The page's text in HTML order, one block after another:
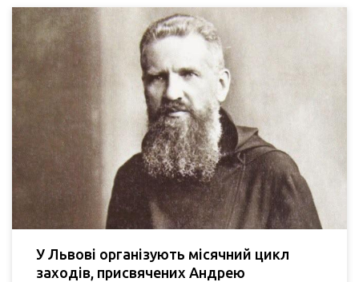
У Львові організують місячний цикл
заходів, присвячених Андрею